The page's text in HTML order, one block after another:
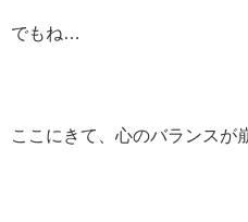
でもね…
ここにきて、心のバランスが